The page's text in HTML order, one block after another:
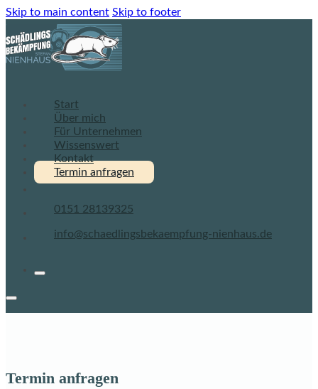
Skip to main content Skip to footer
Startseite Schädlingsbekämpfung Nienhaus
Start
Über mich
Für Unternehmen
Wissenswert
Kontakt
Termin anfragen
0151 28139325
info@schaedlingsbekaempfung-nienhaus.de
Termin anfragen